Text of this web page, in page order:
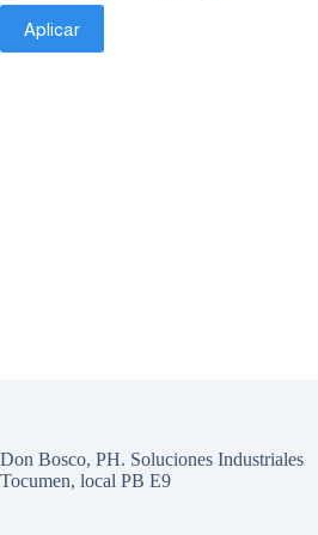
Aplicar
Don Bosco, PH. Soluciones Industriales
Tocumen, local PB E9